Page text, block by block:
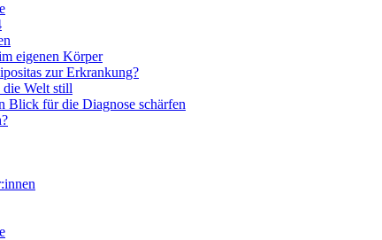
eigenen Körper
zur Erkrankung?
die Welt still
Blick für die Diagnose schärfen